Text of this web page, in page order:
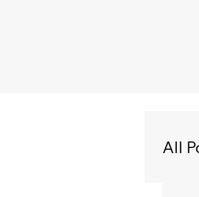
All